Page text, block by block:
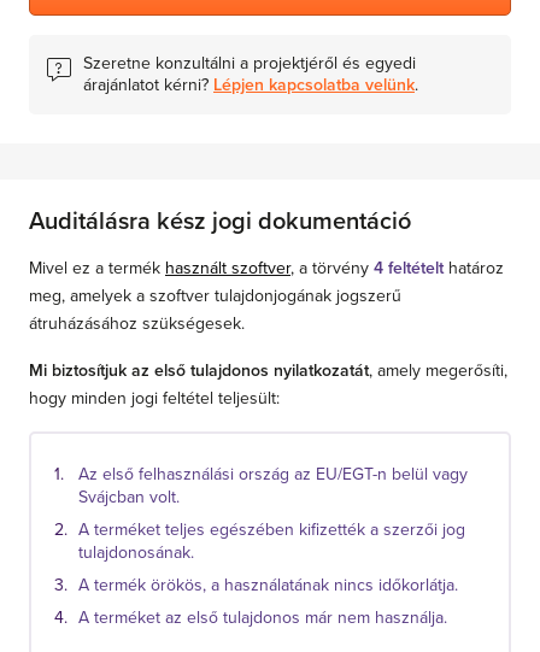
Szeretne konzultálni a projektjéről és egyedi
árajánlatot kérni? Lépjen kapcsolatba velünk.
Auditálásra kész jogi dokumentáció
Mivel ez a termék használt szoftver, a törvény 4 feltételthatároz
meg, amelyek a szoftver tulajdonjogának jogszerű
átruházásához szükségesek.
Mi biztosítjuk az első tulajdonos nyilatkozatát, amely megerősíti,
hogy minden jogi feltétel teljesült:
Az első felhasználási ország az EU/EGT-n belül vagy
Svájcban volt.
A terméket teljes egészében kifizették a szerzői jog
tulajdonosának.
A termék örökös, a használatának nincs időkorlátja.
A terméket az első tulajdonos már nem használja.